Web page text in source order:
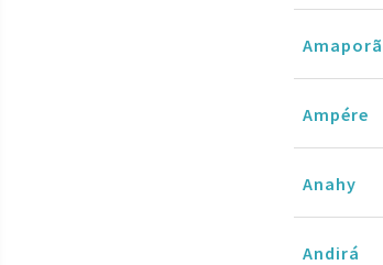
Amaporã
Ampére
Anahy
Andirá